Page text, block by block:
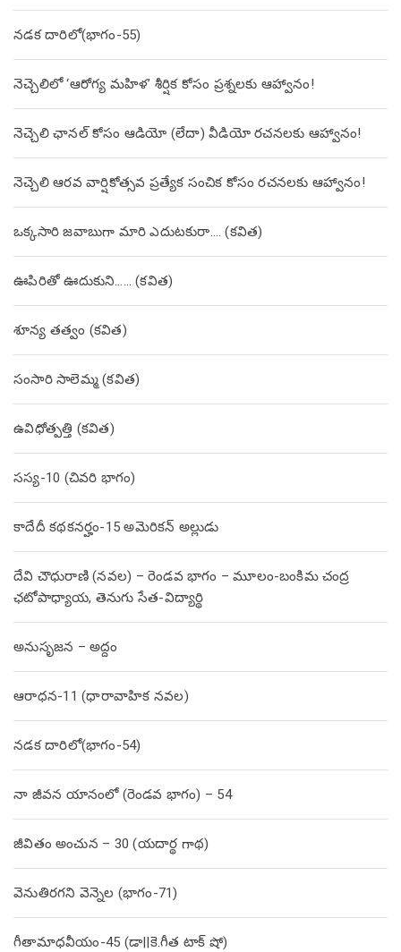
నడక దారిలో(భాగం-55)
నెచ్చెలిలో ‘ఆరోగ్య మహిళ’ శీర్షిక కోసం ప్రశ్నలకు ఆహ్వానం!
నెచ్చెలి ఛానల్ కోసం ఆడియో (లేదా) వీడియో రచనలకు ఆహ్వానం!
నెచ్చెలి ఆరవ వార్షికోత్సవ ప్రత్యేక సంచిక కోసం రచనలకు ఆహ్వానం!
ఒక్కసారి జవాబుగా మారి ఎదుటకురా…. (కవిత)
ఊపిరితో ఊదుకుని…… (కవిత)
శూన్య తత్వం (కవిత)
సంసారి సాలెమ్మ (కవిత)
ఉవిధోత్పత్తి (కవిత)
సస్య-10 (చివరి భాగం)
కాదేదీ కథకనర్హం-15 అమెరికన్ అల్లుడు
దేవి చౌధురాణి (నవల) – రెండవ భాగం – మూలం-బంకిమ చంద్ర
ఛటోపాధ్యాయ, తెనుగు సేత-విద్యార్థి
అనుసృజన – అద్దం
ఆరాధన-11 (ధారావాహిక నవల)
నడక దారిలో(భాగం-54)
నా జీవన యానంలో (రెండవ భాగం) – 54
జీవితం అంచున – 30 (యదార్థ గాథ)
వెనుతిరగని వెన్నెల (భాగం-71)
గీతామాధవీయం-45 (డా||కె.గీత టాక్ షో)